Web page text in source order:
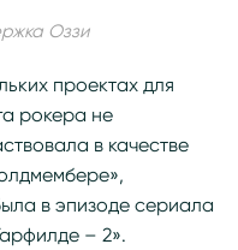
Оззи
проектах для
рокера не
в качестве
в эпизоде сериала
– 2».